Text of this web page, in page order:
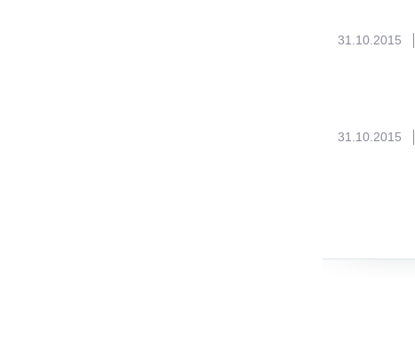
31.10.2015
31.10.2015